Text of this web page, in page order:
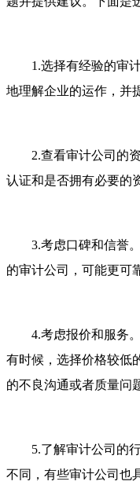
1.选择有经验的审
地理解企业的运作，并
2.查看审计公司的
认证和是否拥有必要的
3.考虑口碑和信誉
的审计公司，可能更可
4.考虑报价和服务
有时候，选择价格较低
的不良沟通或者质量问
5.了解审计公司的
不同，有些审计公司也